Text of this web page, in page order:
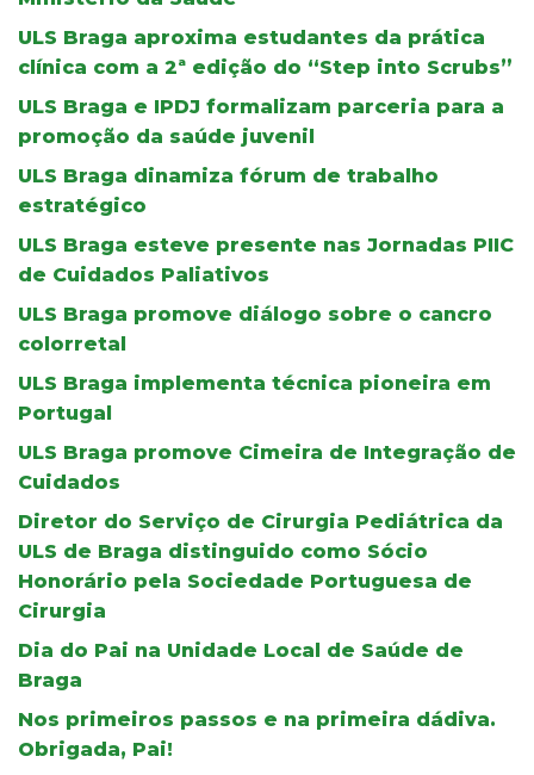
ULS Braga aproxima estudantes da prática
clínica com a 2ª edição do “Step into Scrubs”
ULS Braga e IPDJ formalizam parceria para a
promoção da saúde juvenil
ULS Braga dinamiza fórum de trabalho
estratégico
ULS Braga esteve presente nas Jornadas PIIC
de Cuidados Paliativos
ULS Braga promove diálogo sobre o cancro
colorretal
ULS Braga implementa técnica pioneira em
Portugal
ULS Braga promove Cimeira de Integração de
Cuidados
Diretor do Serviço de Cirurgia Pediátrica da
ULS de Braga distinguido como Sócio
Honorário pela Sociedade Portuguesa de
Cirurgia
Dia do Pai na Unidade Local de Saúde de
Braga
Nos primeiros passos e na primeira dádiva.
Obrigada, Pai!